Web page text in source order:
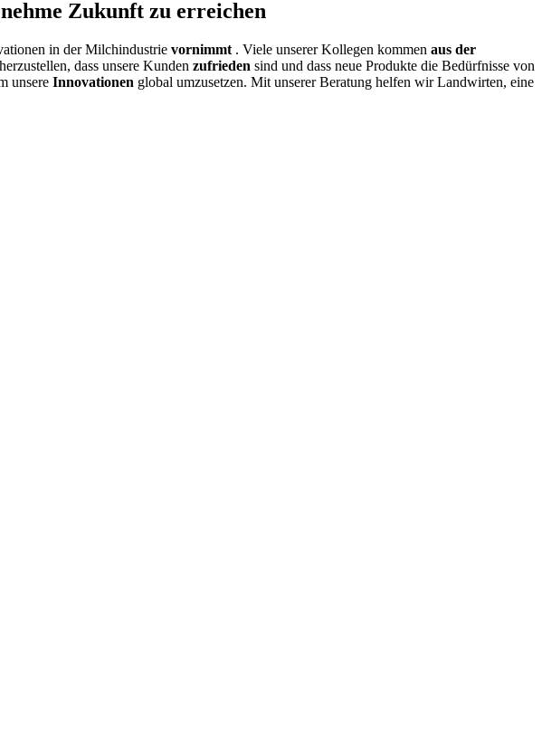
Zukunft zu erreichen
in der Milchindustrie vornimmt . Viele unserer Kollegen kommen aus der
dass unsere Kunden zufrieden sind und dass neue Produkte die Bedürfnisse von
unsere Innovationen global umzusetzen. Mit unserer Beratung helfen wir Landwirten, eine